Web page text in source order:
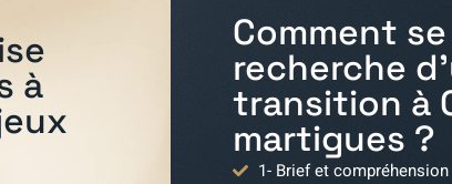
Comment
recherche
transition à
martigues ?
1- Brief et
à